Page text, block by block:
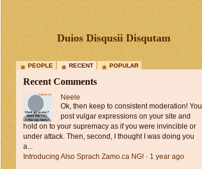
Duios Disqusii Disqutam
PEOPLE RECENT POPULAR
Recent Comments
Neele
Ok, then keep to consistent moderation! You
post vulgar expressions on your site and
hold on to your supremacy as if you were invincible or
under attack. Then, second, I thought I was doing you
a...
Introducing Also Sprach Zamo.ca NG! · 1 year ago